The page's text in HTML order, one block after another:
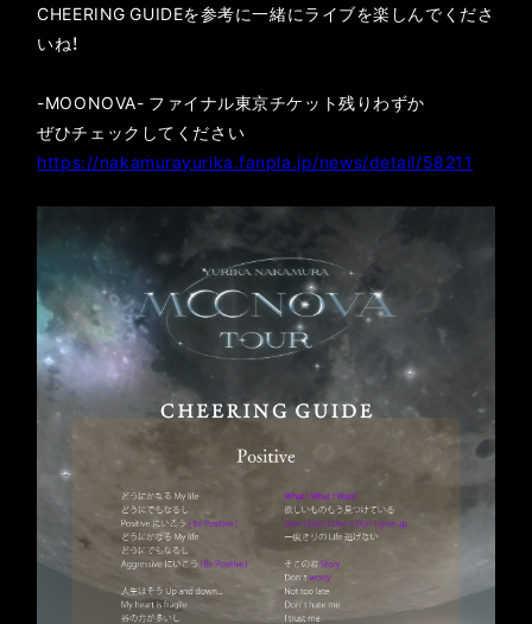
CHEERING GUIDEを参考に一緒にライブを楽しんでくださ
いね！
-MOONOVA- ファイナル東京チケット残りわずか
ぜひチェックしてください
https://nakamurayurika.fanpla.jp/news/detail/58211